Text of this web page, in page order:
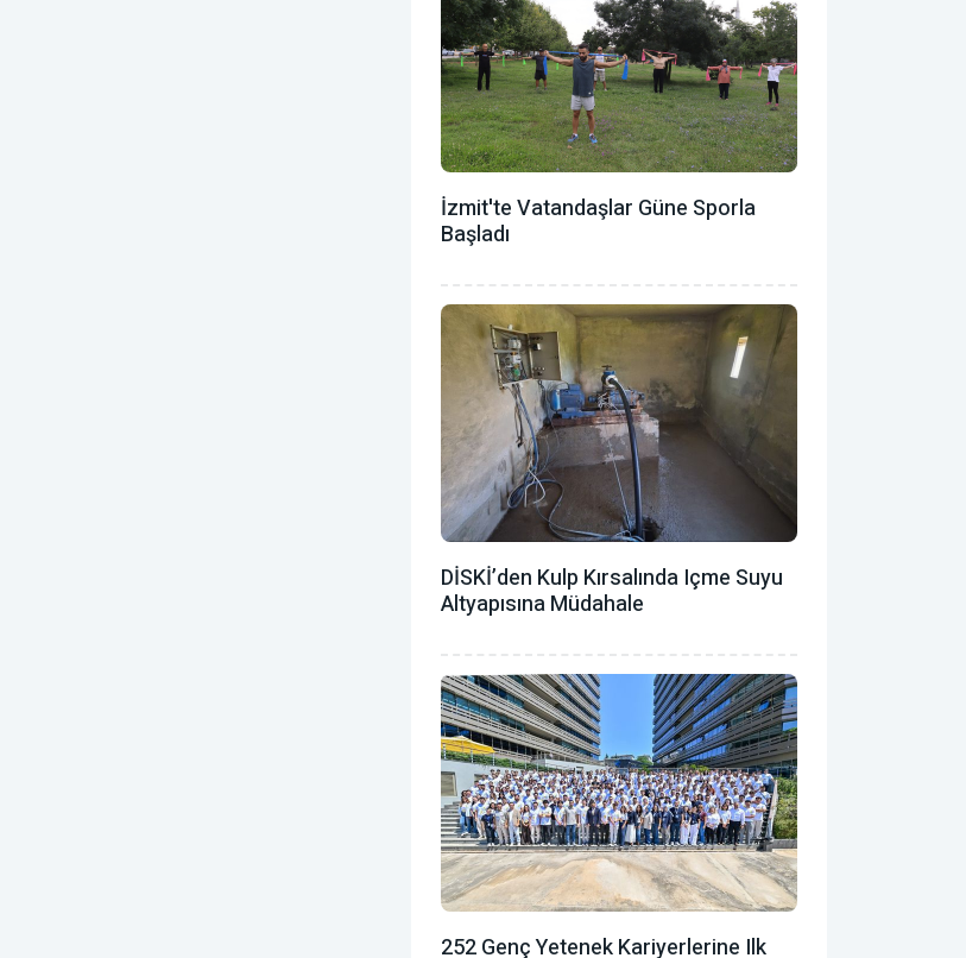
İzmit'te Vatandaşlar Güne Sporla
Başladı
DİSKİ’den Kulp Kırsalında Içme Suyu
Altyapısına Müdahale
252 Genç Yetenek Kariyerlerine Ilk